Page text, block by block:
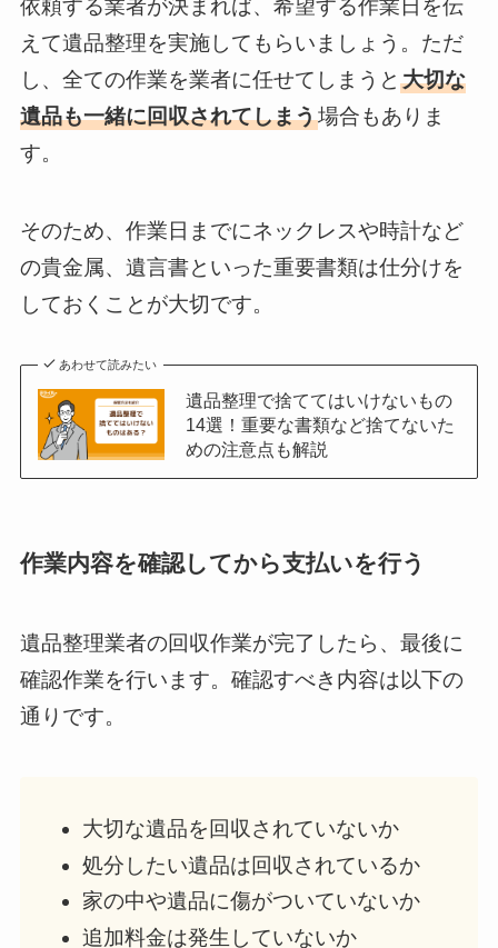
依頼する業者が決まれば、希望する作業日を伝
えて遺品整理を実施してもらいましょう。ただ
し、全ての作業を業者に任せてしまうと 大切な
遺品も一緒に回収されてしまう場合もありま
す。
そのため、作業日までにネックレスや時計など
の貴金属、遺言書といった重要書類は仕分けを
しておくことが大切です。
あわせて読みたい
遺品整理で捨ててはいけないもの
14選！重要な書類など捨てないた
めの注意点も解説
作業内容を確認してから支払いを行う
遺品整理業者の回収作業が完了したら、最後に
確認作業を行います。確認すべき内容は以下の
通りです。
大切な遺品を回収されていないか
処分したい遺品は回収されているか
家の中や遺品に傷がついていないか
追加料金は発生していないか